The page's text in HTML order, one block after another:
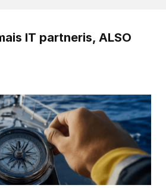
IT partneris, ALSO